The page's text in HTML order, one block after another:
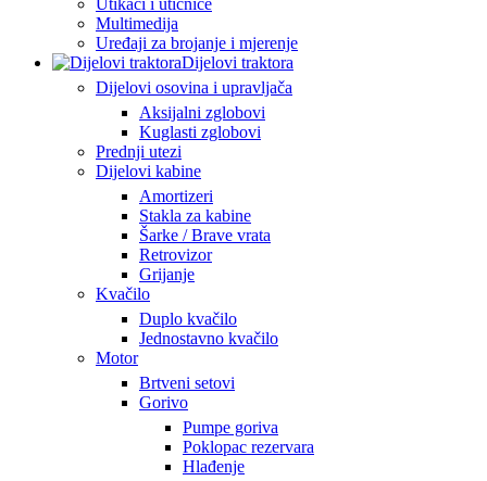
Utikači i utičnice
Multimedija
Uređaji za brojanje i mjerenje
Dijelovi traktora
Dijelovi osovina i upravljača
Aksijalni zglobovi
Kuglasti zglobovi
Prednji utezi
Dijelovi kabine
Amortizeri
Stakla za kabine
Šarke / Brave vrata
Retrovizor
Grijanje
Kvačilo
Duplo kvačilo
Jednostavno kvačilo
Motor
Brtveni setovi
Gorivo
Pumpe goriva
Poklopac rezervara
Hlađenje